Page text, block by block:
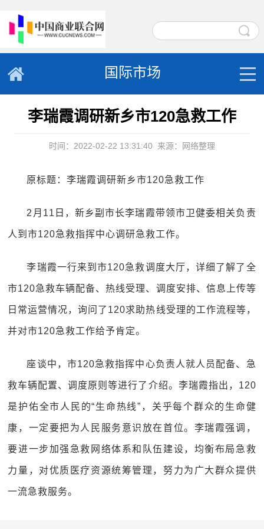
国际市场
李瑞霞调研新乡市120急救工作
时间：2022-02-22 13:31:40 来源：网络整理
原标题：李瑞霞调研新乡市120急救工作
2月11日，新乡副市长李瑞霞带领市卫健委相关负责
人到市120急救指挥中心调研急救工作。
李瑞霞一行来到市120急救调度大厅，详细了解了全
市120急救车辆配备、热线受理、调度安排、信息上传等
日常运营情况，询问了120求助热线受理的工作流程等，
并对市120急救工作给予肯定。
座谈中，市120急救指挥中心负责人就人员配备、急
救车辆配置、调度原则等进行了介绍。李瑞霞指出，120
是护佑全市人民的“生命热线”，关乎每个群众的生命健
康，一定要把为人民服务意识放在首位。李瑞霞强调，
要进一步加强急救网络体系和队伍建设，均衡布局急救
力量，对优质医疗资源统筹管理，努力为广大群众提供
一流急救服务。